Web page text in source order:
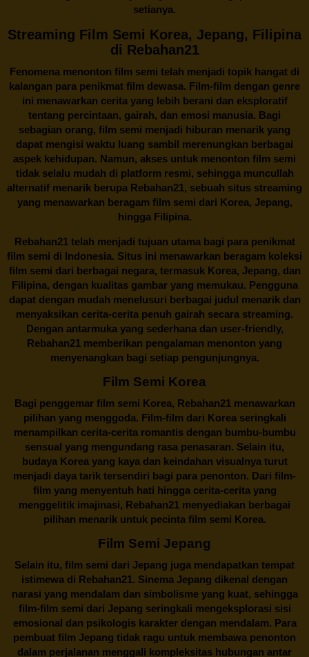
setianya.
Streaming Film Semi Korea, Jepang, Filipina
di Rebahan21
Fenomena menonton film semi telah menjadi topik hangat di
kalangan para penikmat film dewasa. Film-film dengan genre
ini menawarkan cerita yang lebih berani dan eksploratif
tentang percintaan, gairah, dan emosi manusia. Bagi
sebagian orang, film semi menjadi hiburan menarik yang
dapat mengisi waktu luang sambil merenungkan berbagai
aspek kehidupan. Namun, akses untuk menonton film semi
tidak selalu mudah di platform resmi, sehingga muncullah
alternatif menarik berupa Rebahan21, sebuah situs streaming
yang menawarkan beragam film semi dari Korea, Jepang,
hingga Filipina.
Rebahan21telah menjadi tujuan utama bagi para penikmat
film semi di Indonesia. Situs ini menawarkan beragam koleksi
film semi dari berbagai negara, termasuk Korea, Jepang, dan
Filipina, dengan kualitas gambar yang memukau. Pengguna
dapat dengan mudah menelusuri berbagai judul menarik dan
menyaksikan cerita-cerita penuh gairah secara streaming.
Dengan antarmuka yang sederhana dan user-friendly,
Rebahan21 memberikan pengalaman menonton yang
menyenangkan bagi setiap pengunjungnya.
Film Semi Korea
Bagi penggemar film semi Korea, Rebahan21menawarkan
pilihan yang menggoda. Film-film dari Korea seringkali
menampilkan cerita-cerita romantis dengan bumbu-bumbu
sensual yang mengundang rasa penasaran. Selain itu,
budaya Korea yang kaya dan keindahan visualnya turut
menjadi daya tarik tersendiri bagi para penonton. Dari film-
film yang menyentuh hati hingga cerita-cerita yang
menggelitik imajinasi, Rebahan21 menyediakan berbagai
pilihan menarik untuk pecinta film semi Korea.
Film Semi Jepang
Selain itu, film semi dari Jepang juga mendapatkan tempat
istimewa di Rebahan21. Sinema Jepang dikenal dengan
narasi yang mendalam dan simbolisme yang kuat, sehingga
film-film semi dari Jepang seringkali mengeksplorasi sisi
emosional dan psikologis karakter dengan mendalam. Para
pembuat film Jepang tidak ragu untuk membawa penonton
dalam perjalanan menggali kompleksitas hubungan antar